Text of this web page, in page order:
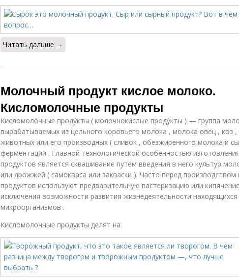
Читать дальше →
Молочный продукт кислое молоко.
Кисломолочные продукты
Кисломоло́чные проду́кты ( молочноки́слые проду́кты ) — группа
вырабатываемых из цельного коровьего молока , молока овец , коз ,
животных или его производных ( сливок , обезжиренного молока и
ферментации . Главной технологической особенностью
продуктов является сквашивание путём введения в него культур
или дрожжей ( самокваса или закваски ). Часто перед
продуктов используют предварительную пастеризацию или
исключения возможности развития жизнедеятельности
микроорганизмов .
Кисломолочные продукты делят на: